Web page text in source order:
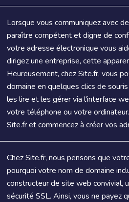
Lorsque vous communiquez avec
paraître compétent et digne de
votre adresse électronique vous
dirigez une entreprise, cette
Heureusement, chez Site.fr, vous
domaine en quelques clics de
les lire et les gérer via l'interface
votre téléphone ou votre
Site.fr et commencez à créer vos
Chez Site.fr, nous pensons que
pourquoi votre nom de domaine
constructeur de site web convivial,
sécurité SSL. Ainsi, vous ne payez